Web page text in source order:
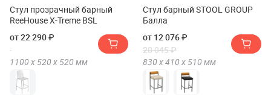
Стул прозрачный барный
ReeHouse X-Treme BSL
от 22 290 ₽
1100 х 520 х 520 мм
Стул барный STOOL GROUP
Балла
от 12 076 ₽
20 045 ₽
830 х410 х 510 мм